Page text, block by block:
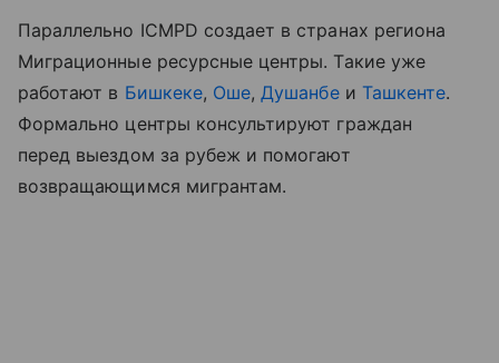
Параллельно ICMPD создает в странах региона
Миграционные ресурсные центры. Такие уже
работают в Бишкеке, Оше, Душанбеи Ташкенте.
Формально центры консультируют граждан
перед выездом за рубеж и помогают
возвращающимся мигрантам.